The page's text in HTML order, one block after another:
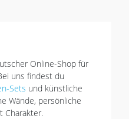
Online-Shop für
uns findest du
Sets und künstliche
Wände, persönliche
Charakter.